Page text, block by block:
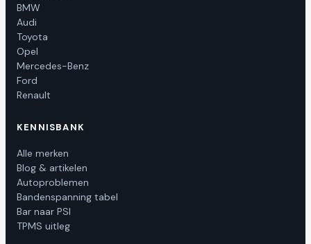
BMW
Audi
Toyota
Opel
Mercedes-Benz
Ford
Renault
KENNISBANK
Alle merken
Blog & artikelen
Autoproblemen
Bandenspanning tabel
Bar naar PSI
TPMS uitleg